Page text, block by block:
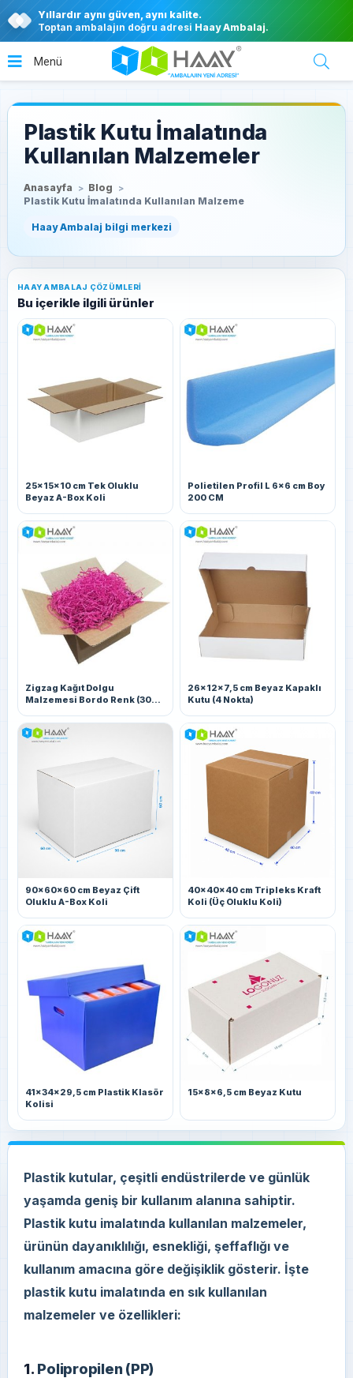
Yıllardır aynı güven, aynı kalite.
Toptan ambalajın doğru adresi Haay Ambalaj.
Plastik Kutu İmalatında
Kullanılan Malzemeler
Anasayfa
Blog
Plastik Kutu İmalatında Kullanılan Malzeme
HAAY AMBALAJ ÇÖZÜMLERI
Bu içerikle ilgili ürünler
25x15x10 cm Tek Oluklu
Beyaz A-Box Koli
Polietilen Profil L 6x6 cm Boy
200 CM
Zigzag Kağıt Dolgu
Malzemesi Bordo Renk (30
26x12x7,5 cm Beyaz Kapaklı
Kutu (4 Nokta)
90x60x60 cm Beyaz Çift
Oluklu A-Box Koli
40x40x40 cm Tripleks Kraft
Koli (Üç Oluklu Koli)
41x34x29,5 cm Plastik Klasör
Kolisi
15x8x6,5 cm Beyaz Kutu
Plastik kutular, çeşitli endüstrilerde ve günlük
yaşamda geniş bir kullanım alanına sahiptir.
Plastik kutu imalatında kullanılan malzemeler,
ürünün dayanıklılığı, esnekliği, şeffaflığı ve
kullanım amacına göre değişiklik gösterir. İşte
plastik kutu imalatında en sık kullanılan
malzemeler ve özellikleri:
1. Polipropilen (PP)